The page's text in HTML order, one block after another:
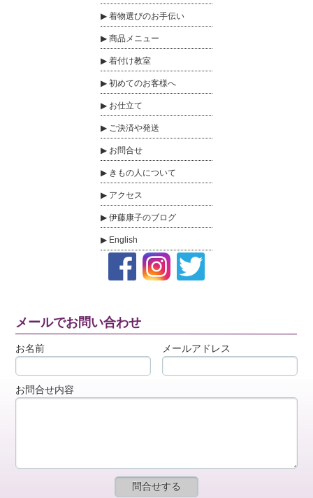
着物選びのお手伝い
商品メニュー
着付け教室
初めてのお客様へ
お仕立て
ご決済や発送
お問合せ
きもの人について
アクセス
伊藤康子のブログ
English
メールでお問い合わせ
お名前 メールアドレス
お問合せ内容